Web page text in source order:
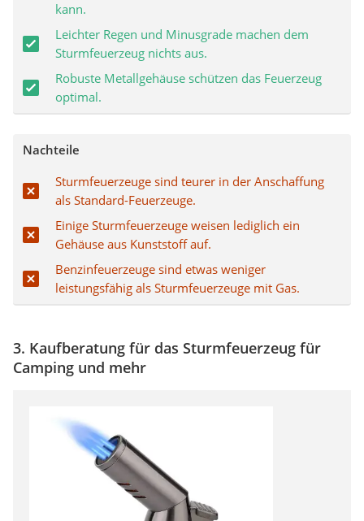
kann.
Leichter Regen und Minusgrade machen dem
Sturmfeuerzeug nichts aus.
Robuste Metallgehäuse schützen das Feuerzeug
optimal.
Nachteile
Sturmfeuerzeuge sind teurer in der Anschaffung
als Standard-Feuerzeuge.
Einige Sturmfeuerzeuge weisen lediglich ein
Gehäuse aus Kunststoff auf.
Benzinfeuerzeuge sind etwas weniger
leistungsfähig als Sturmfeuerzeuge mit Gas.
3. Kaufberatung für das Sturmfeuerzeug für
Camping und mehr